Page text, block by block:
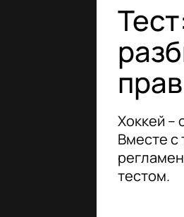
Хоккей –
Вместе с
тестом.